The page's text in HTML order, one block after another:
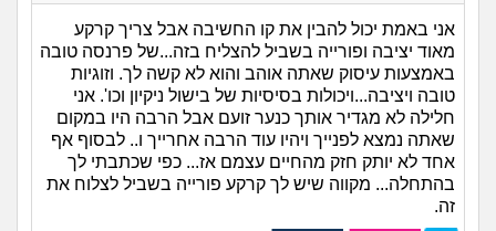
אני באמת יכול להבין את קו החשיבה אבל צריך קרקע
מאוד יציבה ופורייה בשביל להצליח בזה...של פרנסה טובה
באמצעות עיסוק שאתה אוהב והוא לא קשה לך. וזוגיות
טובה ויציבה...ויכולות בסיסיות של בישול ניקיון וכו'. אני
חלילה לא מגדיר אותך כנער זועם אבל הרבה היו במקום
שאתה נמצא לפנייך ויהיו עוד הרבה אחרייך ו.. לבסוף אף
אחד לא יותק חזק מהחיים עצמם אז... כפי שכתבתי לך
בהתחלה... מקווה שיש לך קרקע פורייה בשביל לצלוח את
זה.